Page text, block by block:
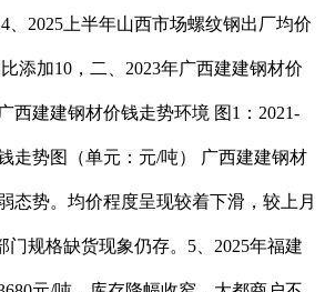
、2025上半年山西市场螺纹钢出厂均价
添加10，二、2023年广西建建钢材价
西建建钢材价钱走势环境 图1：2021-
走势图（单元：元/吨） 广西建建钢材
态势。均价程度呈现较着下滑，较上月
门规格缺货现象仍存。5、2025年福建